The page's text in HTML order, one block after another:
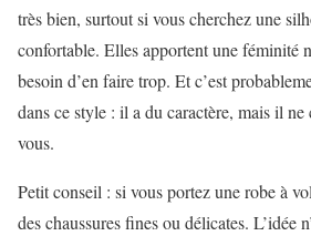
très bien, surtout si vous cherchez une
confortable. Elles apportent une féminité
besoin d’en faire trop. Et c’est
dans ce style : il a du caractère, mais il
vous.
Petit conseil : si vous portez une robe à
des chaussures fines ou délicates. L’idée